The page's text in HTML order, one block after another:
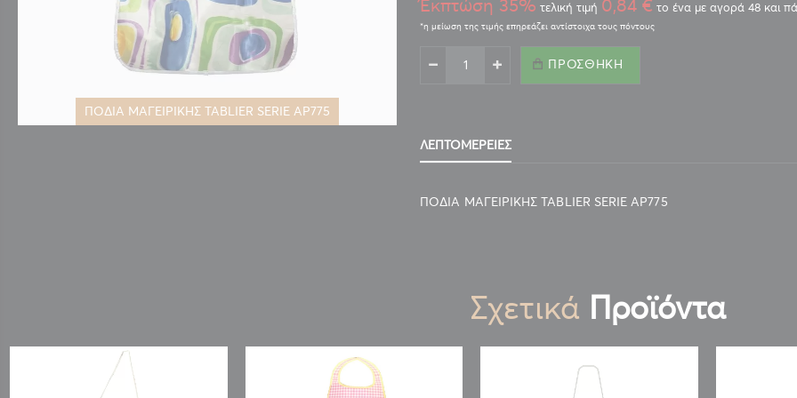
ΠΟΔΙΑ ΜΑΓΕΙΡΙΚΗΣ TABLIER SERIE AP775
Έκπτώση 35% τελική τιμή 0,84 € το ένα με αγορά 48 και
ΠΡΟΣΘΉΚΗ
ΛΕΠΤΟΜΈΡΕΙΕΣ
ΠΟΔΙΑ ΜΑΓΕΙΡΙΚΗΣ TABLIER SERIE AP775
Σχετικά Προϊόντα